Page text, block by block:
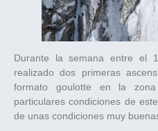
Durante la semana entre el
realizado dos primeras
formato goulotte en la zona
particulares condiciones de
de unas condiciones muy